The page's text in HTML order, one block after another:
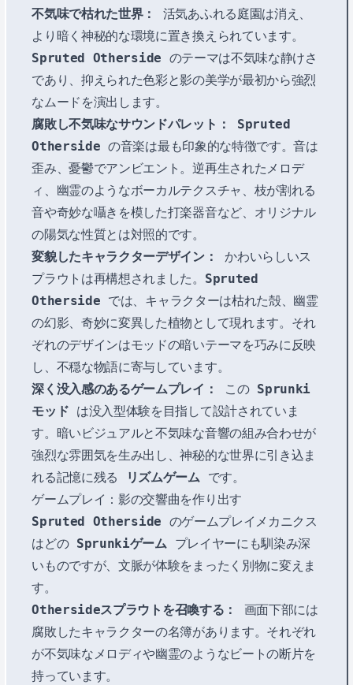
不気味で枯れた世界：
活気あふれる庭園は消え、
より暗く神秘的な環境に置き換えられています。
Spruted Otherside のテーマは不気味な静けさ
であり、抑えられた色彩と影の美学が最初から強烈
なムードを演出します。
腐敗し不気味なサウンドパレット：
Spruted
Otherside の音楽は最も印象的な特徴です。音は
歪み、憂鬱でアンビエント。逆再生されたメロデ
ィ、幽霊のようなボーカルテクスチャ、枝が割れる
音や奇妙な囁きを模した打楽器音など、オリジナル
の陽気な性質とは対照的です。
変貌したキャラクターデザイン：
かわいらしいス
プラウトは再構想されました。 Spruted
Otherside では、キャラクターは枯れた殻、幽霊
の幻影、奇妙に変異した植物として現れます。それ
ぞれのデザインはモッドの暗いテーマを巧みに反映
し、不穏な物語に寄与しています。
深く没入感のあるゲームプレイ：
この Sprunki
モッド は没入型体験を目指して設計されていま
す。暗いビジュアルと不気味な音響の組み合わせが
強烈な雰囲気を生み出し、神秘的な世界に引き込ま
れる記憶に残る
リズムゲームです。
ゲームプレイ：影の交響曲を作り出す
Spruted Otherside のゲームプレイメカニクス
はどの Sprunkiゲームプレイヤーにも馴染み深
いものですが、文脈が体験をまったく別物に変えま
す。
Othersideスプラウトを召喚する：
画面下部には
腐敗したキャラクターの名簿があります。それぞれ
が不気味なメロディや幽霊のようなビートの断片を
持っています。